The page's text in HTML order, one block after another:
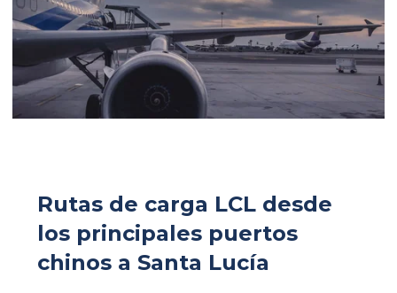
Rutas de carga LCL desde
los principales puertos
chinos a Santa Lucía